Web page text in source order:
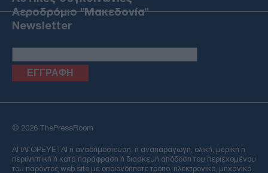
Αεροδρόμιο "Μακεδονία"
Newsletter
Email
© 2026 ThePressRoom
ΑΠΑΓΟΡΕΥΕΤΑΙ η αναδημοσίευση, η αναπαραγωγή, ολική, μερική ή
περιληπτική ή κατά παράφραση ή διασκευή απόδοση του περιεχομένου
του παρόντος web site με οποιονδήποτε τρόπο, ηλεκτρονικό, μηχανικό,